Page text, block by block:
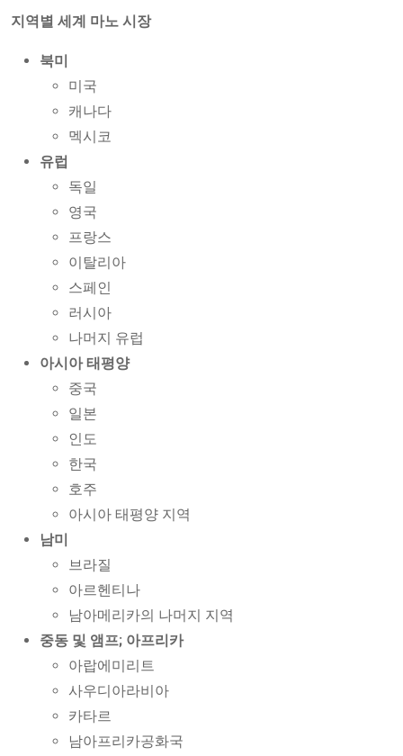
지역별 세계 마노 시장
북미
미국
캐나다
멕시코
유럽
독일
영국
프랑스
이탈리아
스페인
러시아
나머지 유럽
아시아 태평양
중국
일본
인도
한국
호주
아시아 태평양 지역
남미
브라질
아르헨티나
남아메리카의 나머지 지역
중동 및 앰프; 아프리카
아랍에미리트
사우디아라비아
카타르
남아프리카공화국